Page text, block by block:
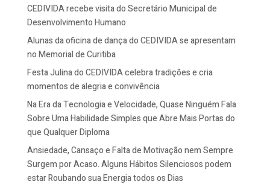
CEDIVIDA recebe visita do Secretário Municipal de
Desenvolvimento Humano
Alunas da oficina de dança do CEDIVIDA se apresentam
no Memorial de Curitiba
Festa Julina do CEDIVIDA celebra tradições e cria
momentos de alegria e convivência
Na Era da Tecnologia e Velocidade, Quase Ninguém Fala
Sobre Uma Habilidade Simples que Abre Mais Portas do
que Qualquer Diploma
Ansiedade, Cansaço e Falta de Motivação nem Sempre
Surgem por Acaso. Alguns Hábitos Silenciosos podem
estar Roubando sua Energia todos os Dias